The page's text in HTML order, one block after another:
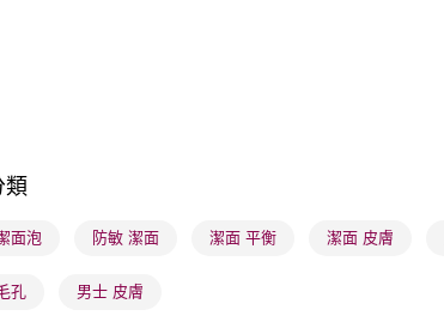
類
面泡 防敏 潔面 潔面 平衡 潔面 皮膚
孔 男士 皮膚